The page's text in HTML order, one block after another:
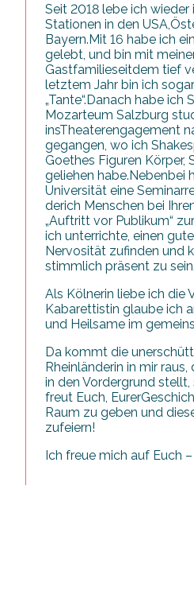
Seit 2018 lebe ich wieder
Stationen in den
Bayern.Mit 16 habe ich
gelebt, und bin mit
Gastfamilieseitdem tief
letztem Jahr bin ich
„Tante“.Danach habe ich
Mozarteum Salzburg
insTheaterengagement
gegangen, wo ich
Goethes Figuren Körper,
geliehen habe.Nebenbei
Universität eine
derich Menschen bei
„Auftritt vor Publikum“
ich unterrichte, einen
Nervosität zufinden und
stimmlich präsent zu sein.
Als Kölnerin liebe ich die
Kabarettistin glaube ich
und Heilsame im
Da kommt die
Rheinländerin in mir
in den Vordergrund
freut Euch,
Raum zu geben und
zufeiern!
Ich freue mich auf Euch